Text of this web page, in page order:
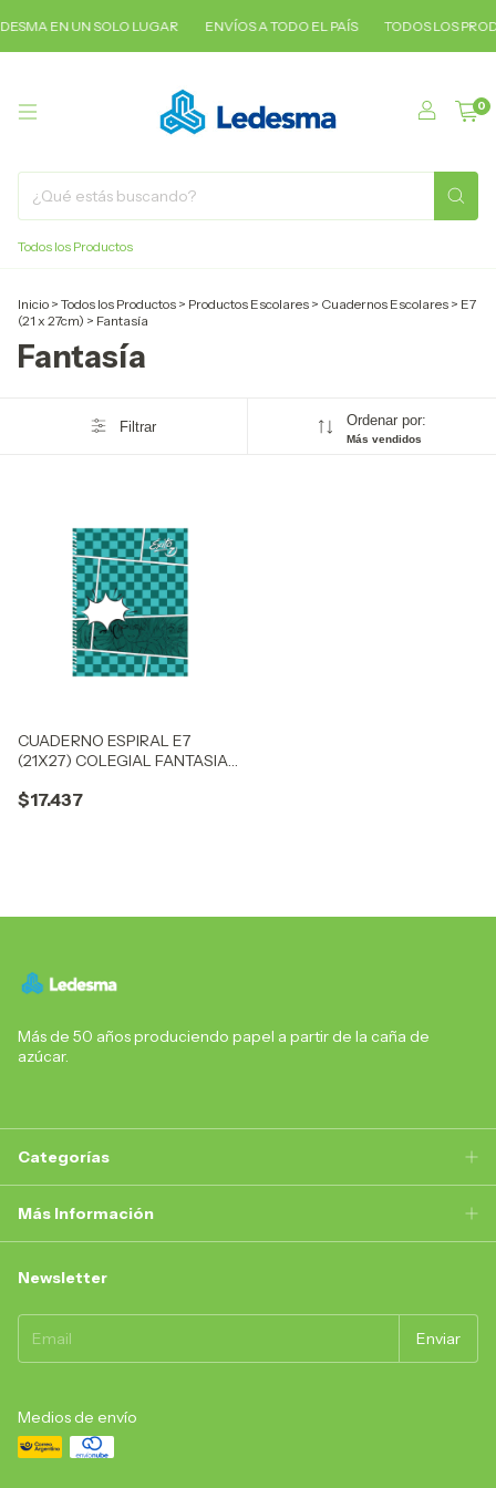
EN UN SOLO LUGAR ENVÍOS A TODO EL PAÍS TODOS LOS
0
Todos los Productos
Inicio > Todos los Productos > Productos Escolares > Cuadernos Escolares > E7
(21 x 27cm) > Fantasía
Fantasía
Filtrar Ordenar por:
Más vendidos
CUADERNO ESPIRAL E7
(21X27) COLEGIAL FANTASIA
100 G/M2 - C: 100790
$17.437
Más de 50 años produciendo papel a partir de la caña de
azúcar.
Categorías
Más Información
Newsletter
Medios de envío